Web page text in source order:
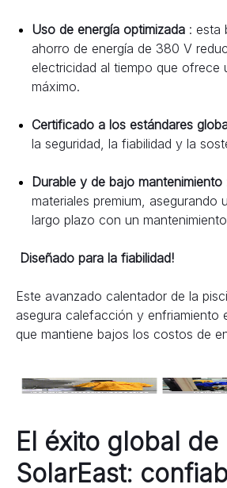
Uso de energía optimizada : esta
ahorro de energía de 380 V
electricidad al tiempo que ofrece
máximo.
Certificado a los estándares
la seguridad, la fiabilidad y la
Durable y de bajo mantenimiento
materiales premium, asegurando
largo plazo con un
Diseñado para la fiabilidad!
Este avanzado calentador de la
asegura calefacción y enfriamiento
que mantiene bajos los costos de
El éxito global de
SolarEast: